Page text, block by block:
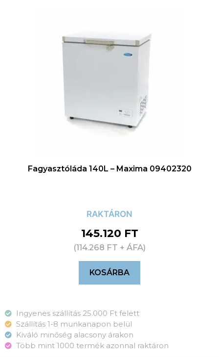
Fagyasztóláda 140L – Maxima 09402320
RAKTÁRON
145.120 FT
(114.268 FT + ÁFA)
KOSÁRBA
Ingyenes szállítás 25.000 Ft felett
Szállítás 1-8 munkanapon belül
Kiváló minőség alacsony árakon
Több mint 1000 termék azonnal raktáron